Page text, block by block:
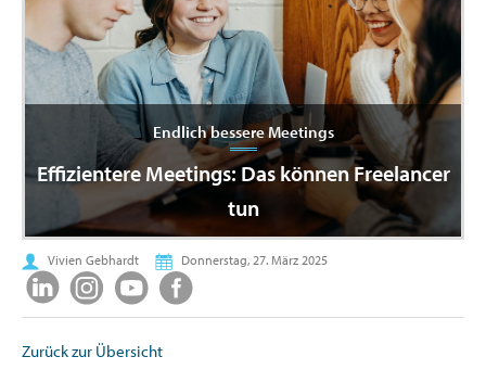
Endlich bessere Meetings
Effizientere Meetings: Das können Freelancer
tun
Vivien Gebhardt Donnerstag, 27. März 2025
Zurück zur Übersicht